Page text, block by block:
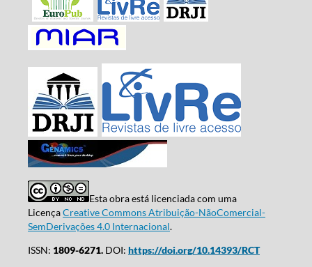
Esta obra está licenciada com uma
LicençaCreative Commons Atribuição-NãoComercial-
SemDerivações 4.0 Internacional.
ISSN: 1809-6271.DOI: https://doi.org/10.14393/RCT